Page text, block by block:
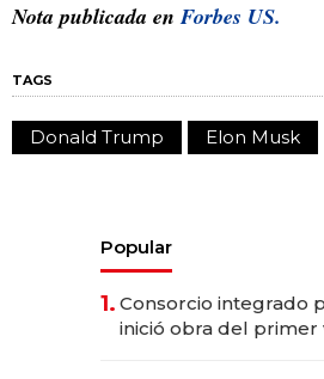
Nota publicada en Forbes US.
TAGS
Donald Trump Elon Musk
Popular
1. Consorcio integrado
inició obra del primer